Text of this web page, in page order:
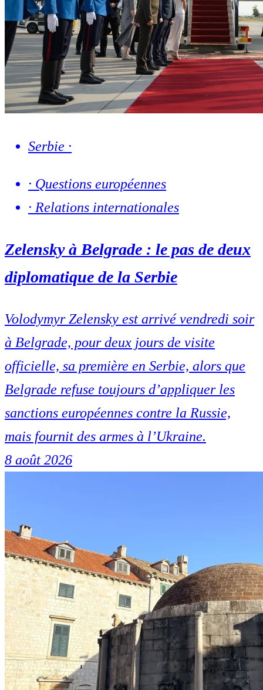
Serbie ·
· Questions européennes
· Relations internationales
Zelensky à Belgrade : le pas de deux
diplomatique de la Serbie
Volodymyr Zelensky est arrivé vendredi soir
à Belgrade, pour deux jours de visite
officielle, sa première en Serbie, alors que
Belgrade refuse toujours d’appliquer les
sanctions européennes contre la Russie,
mais fournit des armes à l’Ukraine.
8 août 2026